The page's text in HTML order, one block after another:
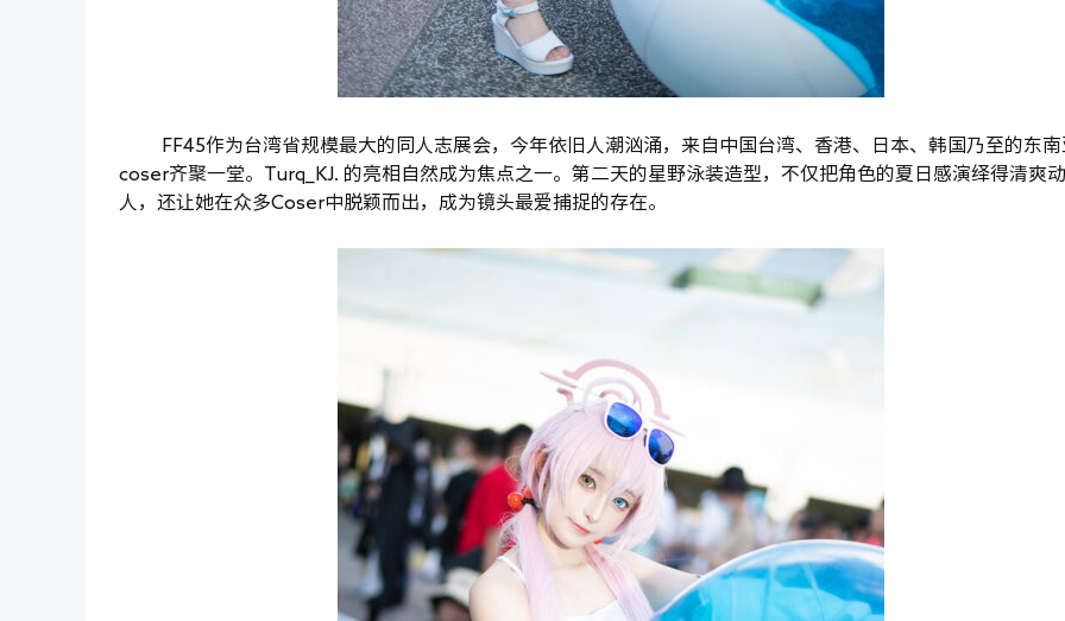
FF45作为台湾省规模最大的同人志展会，今年依旧人潮汹涌，来自中国台湾、香港、日本、韩国乃至的东南
coser齐聚一堂。Turq_KJ. 的亮相自然成为焦点之一。第二天的星野泳装造型，不仅把角色的夏日感演绎得清爽动
人，还让她在众多Coser中脱颖而出，成为镜头最爱捕捉的存在。